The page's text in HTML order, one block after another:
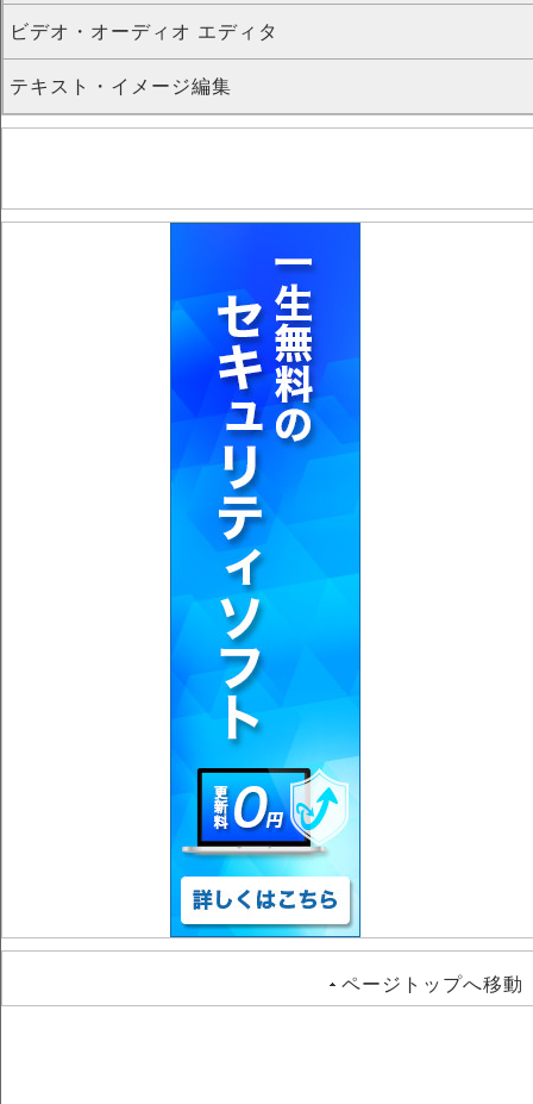
ビデオ・オーディオ エディタ
テキスト・イメージ編集
ページトップへ移動